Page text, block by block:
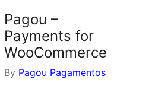
Pagou –
Payments for
WooCommerce
By Pagou Pagamentos